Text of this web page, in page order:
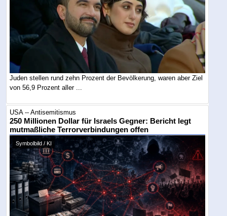
Juden stellen rund zehn Prozent der Bevölkerung, waren aber Ziel
von 56,9 Prozent aller ...
USA -- Antisemitismus
250 Millionen Dollar für Israels Gegner: Bericht legt
mutmaßliche Terrorverbindungen offen
Symbolbild / KI